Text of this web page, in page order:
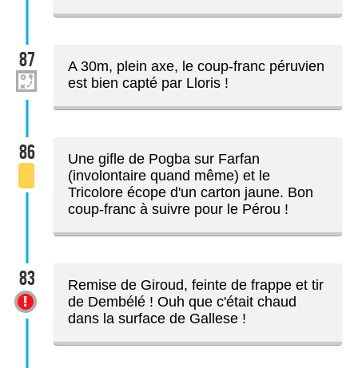
87
A 30m, plein axe, le coup-franc péruvien
est bien capté par Lloris !
86
Une gifle de Pogba sur Farfan
(involontaire quand même) et le
Tricolore écope d'un carton jaune. Bon
coup-franc à suivre pour le Pérou !
83
Remise de Giroud, feinte de frappe et tir
de Dembélé ! Ouh que c'était chaud
dans la surface de Gallese !